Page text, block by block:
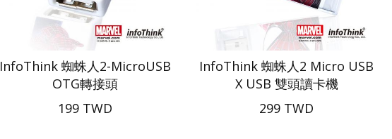
InfoThink 蜘蛛人2-MicroUSB
OTG轉接頭
199 TWD
InfoThink 蜘蛛人2 Micro USB
X USB 雙頭讀卡機
299 TWD